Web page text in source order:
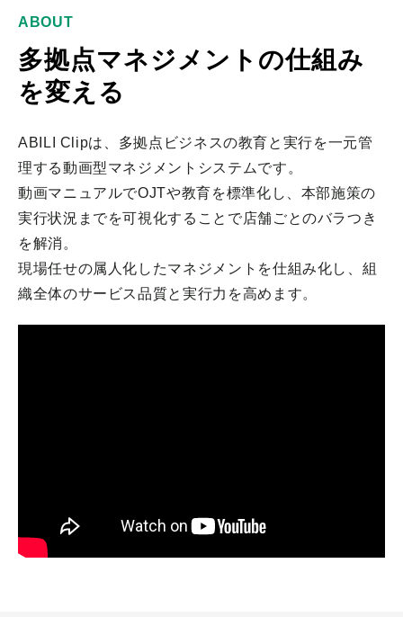
ABOUT
多拠点マネジメントの仕組み
を変える
ABILI Clipは、多拠点ビジネスの教育と実行を一元管
理する動画型マネジメントシステムです。
動画マニュアルでOJTや教育を標準化し、本部施策の
実行状況までを可視化することで店舗ごとのバラつき
を解消。
現場任せの属人化したマネジメントを仕組み化し、組
織全体のサービス品質と実行力を高めます。